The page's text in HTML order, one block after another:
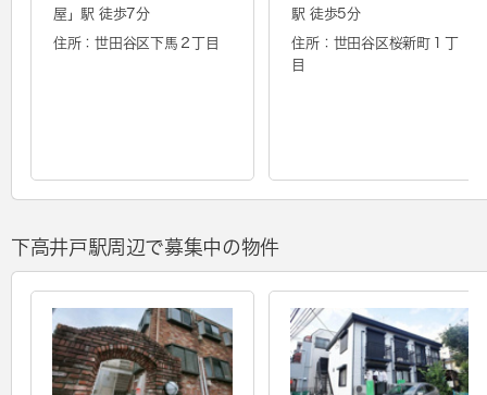
屋 」駅 徒歩7分
住所：世田谷区下馬２丁目
駅 徒歩5分
住所：世田谷区桜新町１丁
目
下高井戸駅周辺で募集中の物件